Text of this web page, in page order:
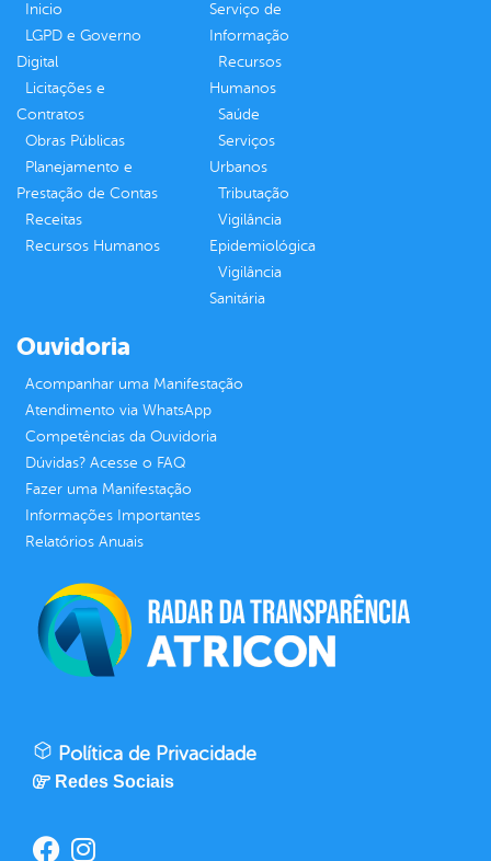
Inicio
LGPD e Governo
Digital
Licitações e
Contratos
Obras Públicas
Planejamento e
Prestação de Contas
Receitas
Recursos Humanos
Serviço de
Informação
Recursos
Humanos
Saúde
Serviços
Urbanos
Tributação
Vigilância
Epidemiológica
Vigilância
Sanitária
Ouvidoria
Acompanhar uma Manifestação
Atendimento via WhatsApp
Competências da Ouvidoria
Dúvidas? Acesse o FAQ
Fazer uma Manifestação
Informações Importantes
Relatórios Anuais
Política de Privacidade
Redes Sociais